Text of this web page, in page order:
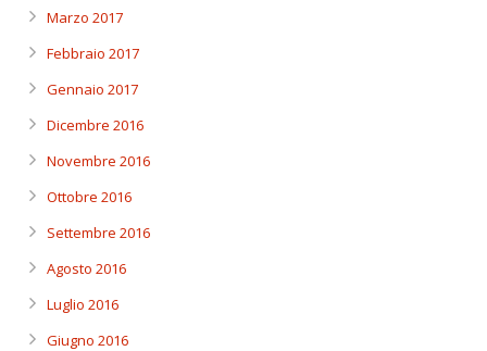
Marzo 2017
Febbraio 2017
Gennaio 2017
Dicembre 2016
Novembre 2016
Ottobre 2016
Settembre 2016
Agosto 2016
Luglio 2016
Giugno 2016